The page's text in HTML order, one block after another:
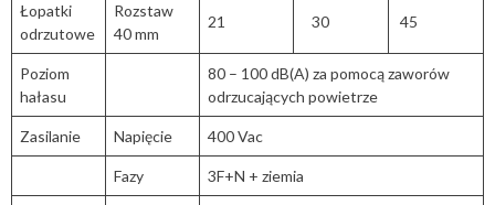
Łopatki
odrzutowe
Rozstaw
40 mm
21 30 45
Poziom
hałasu
80 – 100 dB(A) za pomocą zaworów
odrzucających powietrze
Zasilanie Napięcie 400 Vac
Fazy 3F+N + ziemia